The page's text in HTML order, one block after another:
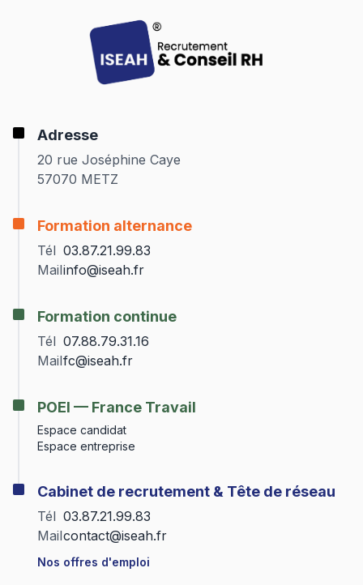
Adresse
20 rue Joséphine Caye
57070 METZ
Formation alternance
Tél 03.87.21.99.83
Mailinfo@iseah.fr
Formation continue
Tél 07.88.79.31.16
Mailfc@iseah.fr
POEI — France Travail
Espace candidat
Espace entreprise
Cabinet de recrutement & Tête de réseau
Tél 03.87.21.99.83
Mailcontact@iseah.fr
Nos offres d'emploi